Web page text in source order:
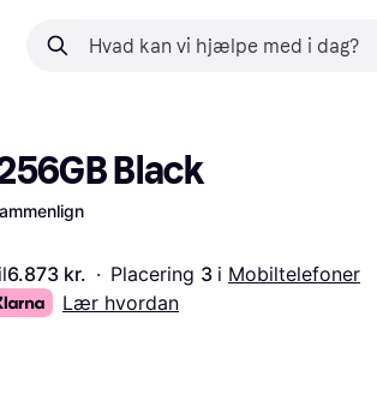
Black
6.873 kr. · Placering 3 i Mobiltelefoner
Lær hvordan